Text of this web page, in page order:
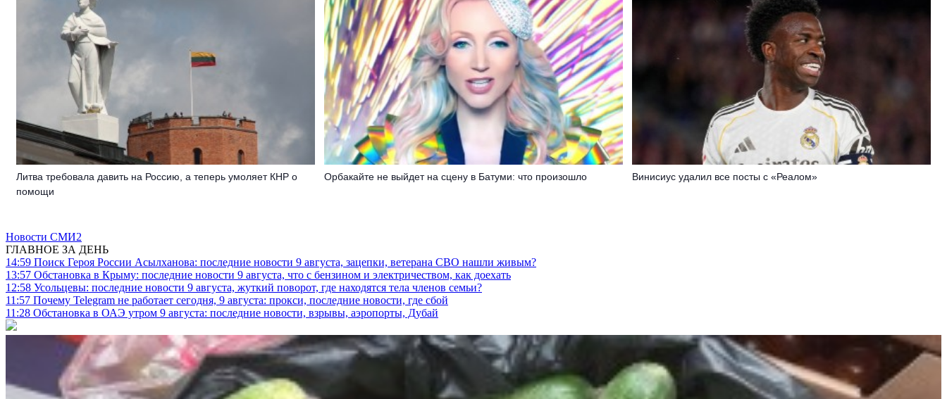
Литва требовала давить на Россию, а теперь умоляет КНР о
помощи
Орбакайте не выйдет на сцену в Батуми: что произошло Винисиус удалил все посты с «Реалом»
Новости СМИ2
ГЛАВНОЕ ЗА ДЕНЬ
14:59 Поиск Героя России Асылханова: последние новости 9 августа, зацепки, ветерана СВО нашли живым?
13:57 Обстановка в Крыму: последние новости 9 августа, что с бензином и электричеством, как доехать
12:58 Усольцевы: последние новости 9 августа, жуткий поворот, где находятся тела членов семьи?
11:57 Почему Telegram не работает сегодня, 9 августа: прокси, последние новости, где сбой
11:28 Обстановка в ОАЭ утром 9 августа: последние новости, взрывы, аэропорты, Дубай